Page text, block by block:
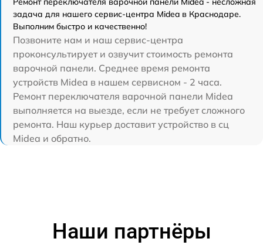
задача для нашего сервис-центра Midea в Краснодаре.
Выполним быстро и качественно!
Позвоните нам и наш сервис-центра
проконсультирует и озвучит стоимость ремонта
варочной панели. Среднее время ремонта
устройств Midea в нашем сервисном - 2 часа.
Ремонт переключателя варочной панели Midea
выполняется на выезде, если не требует сложного
ремонта. Наш курьер доставит устройство в сц
Midea и обратно.
Наши партнёры